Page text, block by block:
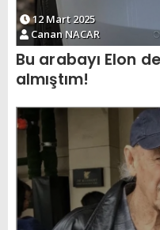
12 Mart 2025
Canan NACAR
Bu arabayı Elon
almıştım!